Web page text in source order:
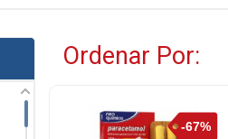
Ordenar Por: